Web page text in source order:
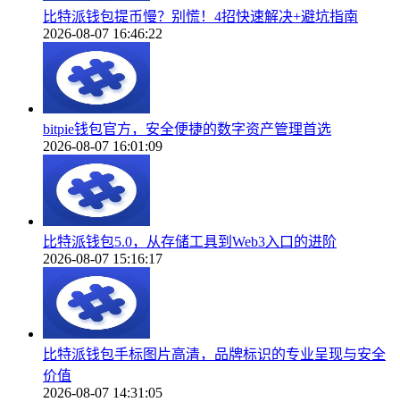
比特派钱包提币慢？别慌！4招快速解决+避坑指南
2026-08-07 16:46:22
bitpie钱包官方，安全便捷的数字资产管理首选
2026-08-07 16:01:09
比特派钱包5.0，从存储工具到Web3入口的进阶
2026-08-07 15:16:17
比特派钱包手标图片高清，品牌标识的专业呈现与安全
价值
2026-08-07 14:31:05